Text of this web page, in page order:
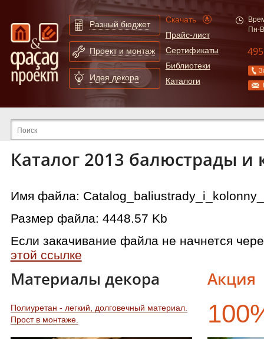
Разный бюджет
Проект и монтаж
Идея декора
Скачать
Прайс-лист
Сертификаты
Библиотеки
Каталоги
Пн-
Каталог 2013 балюстрады и
Имя файла:
Размер файла: 4448.57 Kb
Если закачивание файла не начнется
этой ссылке
Акция
Материалы декора
Полиуретан - легкий, долговечный материал.
Прост в монтаже.